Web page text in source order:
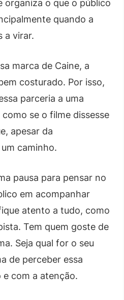
organiza o que o público
quando a
a virar.
marca de Caine, a
costurado. Por isso,
parceria a uma
se o filme dissesse
apesar da
caminho.
pausa para pensar no
em acompanhar
atento a tudo, como
Tem quem goste de
Seja qual for o seu
de perceber essa
com a atenção.